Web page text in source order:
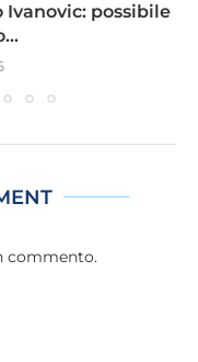
Ivanovic: possibile
commento.